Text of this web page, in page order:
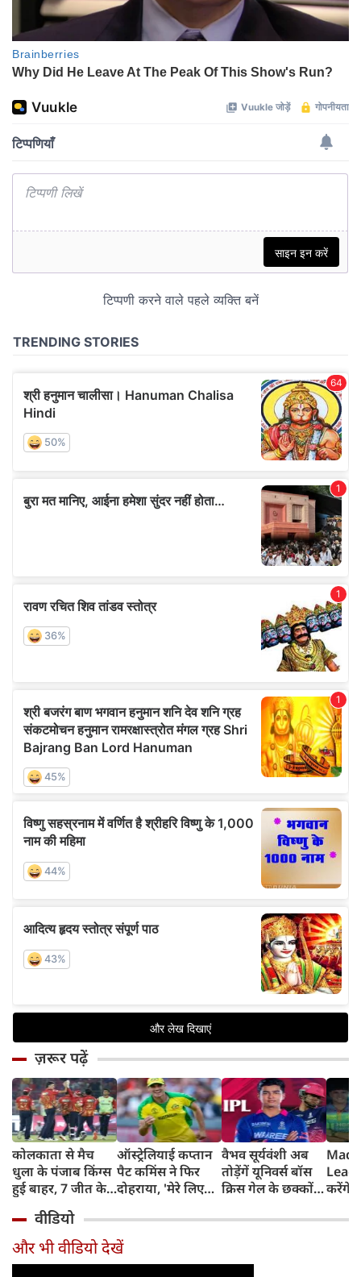
ज़रूर पढ़ें
कोलकाता से मैच
धुला के पंजाब किंग्स
हुई बाहर, 7 जीत के
ऑस्ट्रेलियाई कप्तान
पैट कमिंस ने फिर
दोहराया, 'मेरे लिए
वैभव सूर्यवंशी अब
तोड़ेंगें यूनिवर्स बॉस
क्रिस गेल के छक्कों
करेंगे
टीम में
वीडियो
और भी वीडियो देखें